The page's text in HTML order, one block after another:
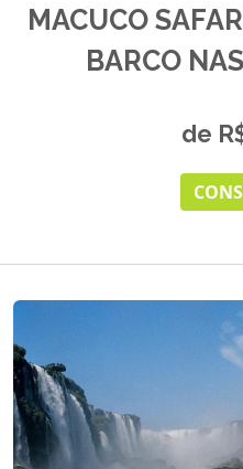
MACUCO
BARCO
de